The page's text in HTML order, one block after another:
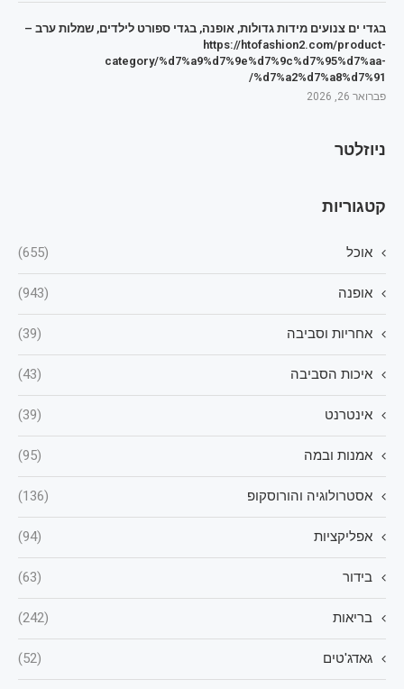
בגדי ים צנועים מידות גדולות, אופנה, בגדי ספורט לילדים, שמלות ערב –
https://htofashion2.com/product-
category/%d7%a9%d7%9e%d7%9c%d7%95%d7%aa-
%d7%a2%d7%a8%d7%91/
פברואר 26, 2026
ניוזלטר
קטגוריות
אוכל (655)
אופנה (943)
אחריות וסביבה (39)
איכות הסביבה (43)
אינטרנט (39)
אמנות ובמה (95)
אסטרולוגיה והורוסקופ (136)
אפליקציות (94)
בידור (63)
בריאות (242)
גאדג'טים (52)